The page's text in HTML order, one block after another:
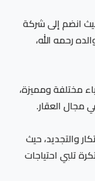
حيث انضم إلى شركة
رحمه الله،
مختلفة ومميزة،
مجال العقار.
والتجديد، حيث
تلبي احتياجات